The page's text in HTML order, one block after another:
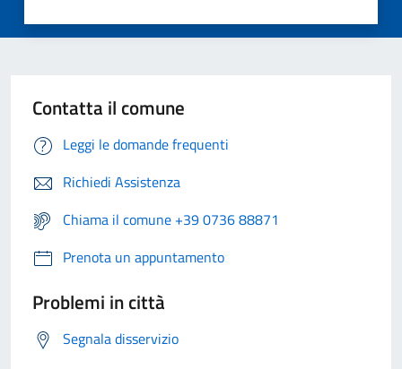
Contatta il comune
Leggi le domande frequenti
Richiedi Assistenza
Chiama il comune +39 0736 88871
Prenota un appuntamento
Problemi in città
Segnala disservizio